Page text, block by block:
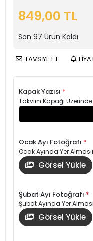
849,00 TL
Son 97 Ürün Kaldı
TAVSİYE ET
Kapak Yazısı *
Takvim Kapağı Üzerinde
Ocak Ayı Fotoğrafı *
Ocak Ayında Yer
Görsel Yükle
Şubat Ayı Fotoğrafı *
Şubat Ayında Yer
Görsel Yükle